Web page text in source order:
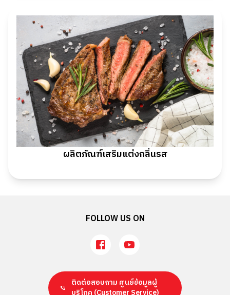
ผลิตภัณฑ์เสริมแต่งกลิ่นรส
FOLLOW US ON
ติดต่อสอบถาม ศูนย์ข้อมูลผู้
บริโภค (Customer Service)